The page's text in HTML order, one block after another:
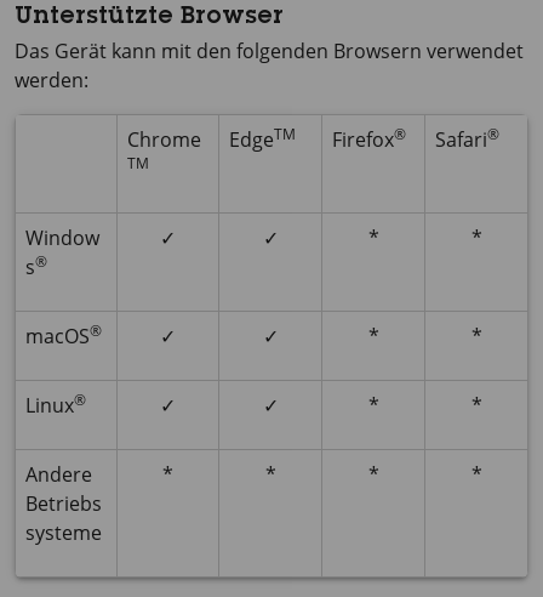
Unterstützte Browser
Das Gerät kann mit den folgenden Browsern verwendet
werden:
Chrome
TM
EdgeTM Firefox® Safari®
Window
s®
✓ ✓ * *
macOS® ✓ ✓ * *
Linux® ✓ ✓ * *
Andere
Betriebs
systeme
* * * *